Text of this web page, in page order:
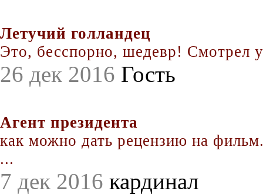
Летучий голландец
Это, бесспорно, шедевр! Смотрел
26 дек 2016 Гость
Агент президента
как можно дать рецензию на
...
7 дек 2016 кардинал